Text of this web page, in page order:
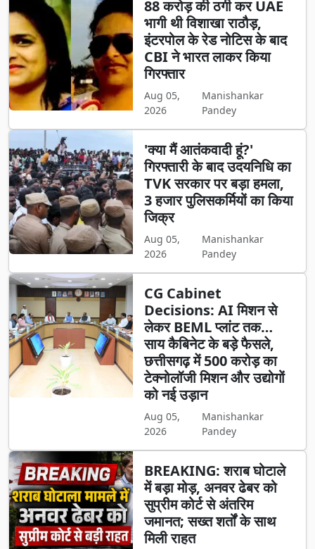
88 करोड़ की ठगी कर UAE
भागी थी विशाखा राठौड़,
इंटरपोल के रेड नोटिस के बाद
CBI ने भारत लाकर किया
गिरफ्तार
Aug 05,
2026
Manishankar
Pandey
'क्या मैं आतंकवादी हूं?'
गिरफ्तारी के बाद उदयनिधि का
TVK सरकार पर बड़ा हमला,
3 हजार पुलिसकर्मियों का किया
जिक्र
Aug 05,
2026
Manishankar
Pandey
CG Cabinet
Decisions: AI मिशन से
लेकर BEML प्लांट तक…
साय कैबिनेट के बड़े फैसले,
छत्तीसगढ़ में 500 करोड़ का
टेक्नोलॉजी मिशन और उद्योगों
को नई उड़ान
Aug 05,
2026
Manishankar
Pandey
BREAKING: शराब घोटाले
में बड़ा मोड़, अनवर ढेबर को
सुप्रीम कोर्ट से अंतरिम
जमानत; सख्त शर्तों के साथ
मिली राहत